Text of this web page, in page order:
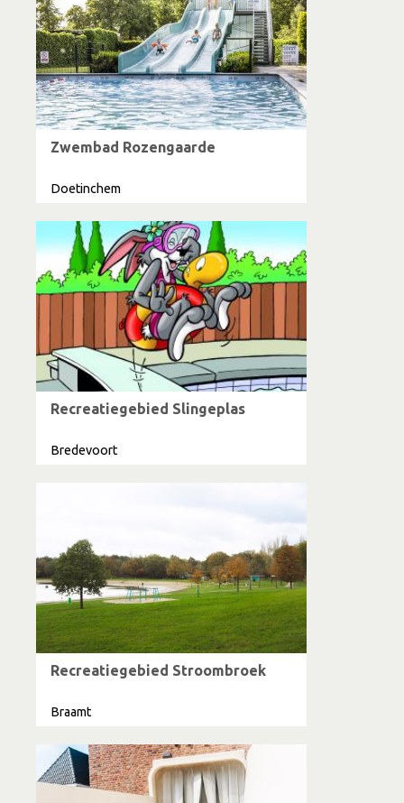
Zwembad Rozengaarde
Doetinchem
Recreatiegebied Slingeplas
Bredevoort
Recreatiegebied Stroombroek
Braamt